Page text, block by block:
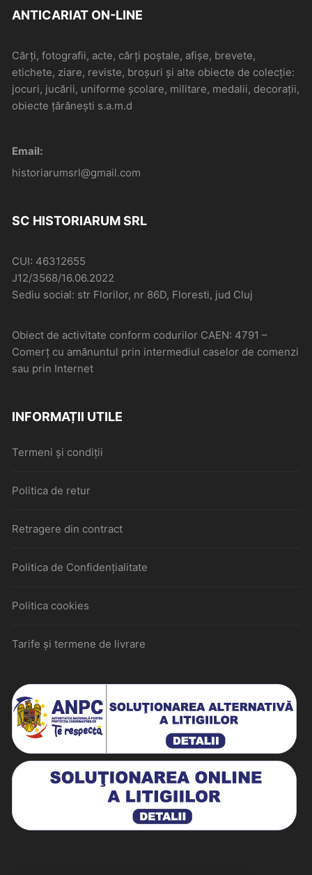
ANTICARIAT ON-LINE
Cărți, fotografii, acte, cărți poștale, afișe, brevete,
etichete, ziare, reviste, broșuri și alte obiecte de colecție:
jocuri, jucării, uniforme școlare, militare, medalii, decorații,
obiecte țărănești s.a.m.d
Email:
historiarumsrl@gmail.com
SC HISTORIARUM SRL
CUI: 46312655
J12/3568/16.06.2022
Sediu social: str Florilor, nr 86D, Floresti, jud Cluj
Obiect de activitate conform codurilor CAEN: 4791 –
Comerţ cu amănuntul prin intermediul caselor de comenzi
sau prin Internet
INFORMAȚII UTILE
Termeni și condiții
Politica de retur
Retragere din contract
Politica de Confidențialitate
Politica cookies
Tarife și termene de livrare